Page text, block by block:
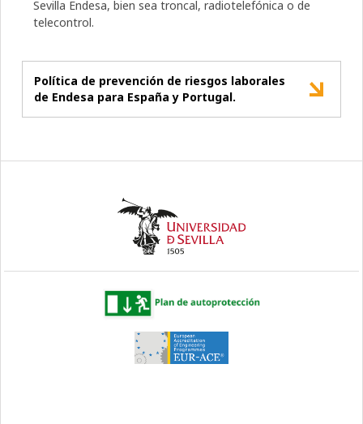
Sevilla Endesa, bien sea troncal, radiotelefónica o de
telecontrol.
Política de prevención de riesgos laborales
de Endesa para España y Portugal.